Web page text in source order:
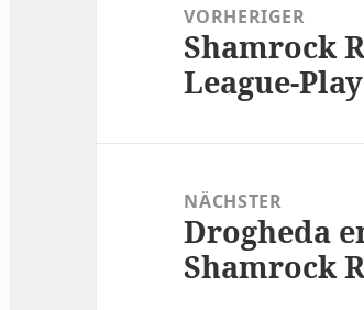
VORHERIGER
Vorheriger
Beitrag:
Shamrock
League-
NÄCHSTER
Nächster
Beitrag:
Drogheda
Shamrock